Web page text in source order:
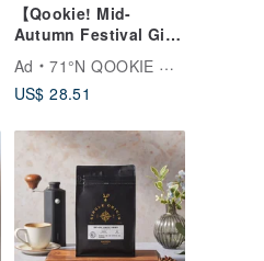
【Qookie! Mid-
Autumn Festival Gift
Scallion - 18
Handmade Cookies
(Souvenir)
Ad
71°N QOOKIE MADE
US$ 28.51